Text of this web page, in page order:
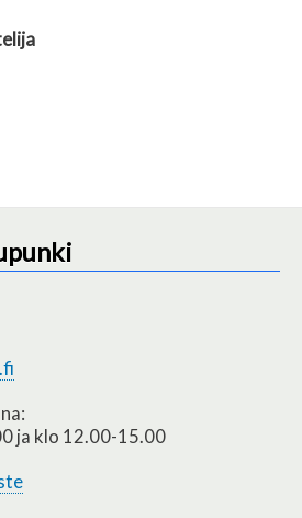
ja klo 12.00-15.00